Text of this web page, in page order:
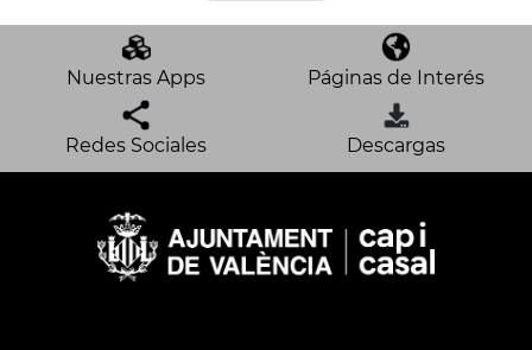
Nuestras Apps Páginas de Interés
Redes Sociales Descargas